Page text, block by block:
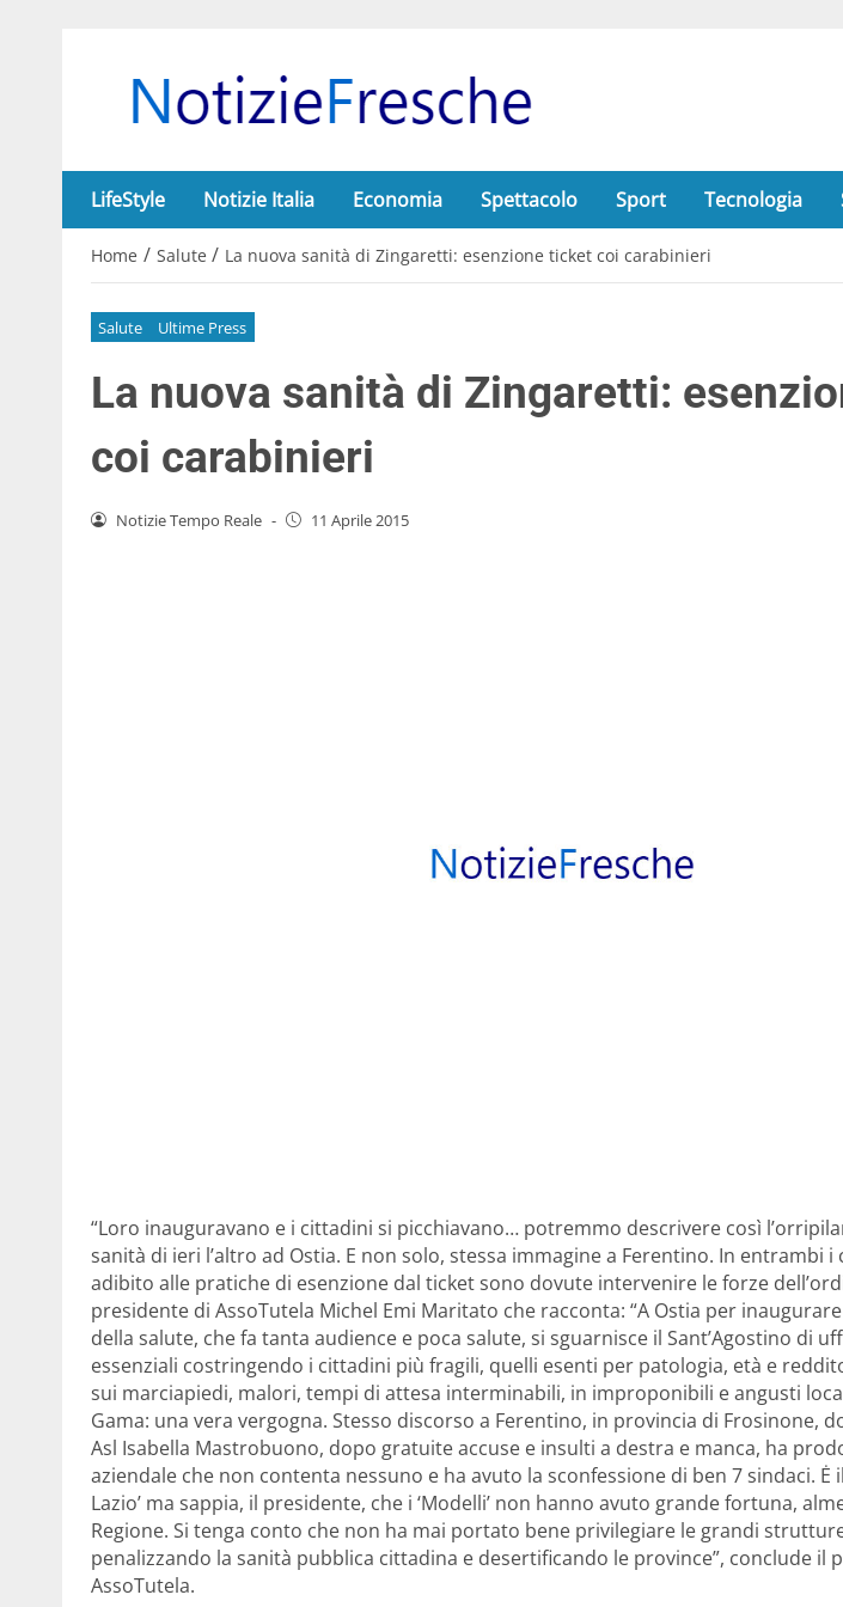
LifeStyle Notizie Italia Economia Spettacolo Sport Tecnologia
Home / Salute / La nuova sanità di Zingaretti: esenzione ticket coi carabinieri
Salute Ultime Press
La nuova sanità di Zingaretti:
coi carabinieri
Notizie Tempo Reale - 11 Aprile 2015
“Loro inauguravano e i cittadini si picchiavano… potremmo descrivere così
sanità di ieri l’altro ad Ostia. E non solo, stessa immagine a Ferentino. In entrambi i
adibito alle pratiche di esenzione dal ticket sono dovute intervenire le forze
presidente di AssoTutela Michel Emi Maritato che racconta: “A Ostia per
della salute, che fa tanta audience e poca salute, si sguarnisce il Sant’Agostino di
essenziali costringendo i cittadini più fragili, quelli esenti per patologia, età e
sui marciapiedi, malori, tempi di attesa interminabili, in improponibili e angusti
Gama: una vera vergogna. Stesso discorso a Ferentino, in provincia di Frosinone,
Asl Isabella Mastrobuono, dopo gratuite accuse e insulti a destra e manca, ha
aziendale che non contenta nessuno e ha avuto la sconfessione di ben 7 sindaci. Ė
Lazio’ ma sappia, il presidente, che i ‘Modelli’ non hanno avuto grande fortuna,
Regione. Si tenga conto che non ha mai portato bene privilegiare le grandi
penalizzando la sanità pubblica cittadina e desertificando le province”, conclude il
AssoTutela.